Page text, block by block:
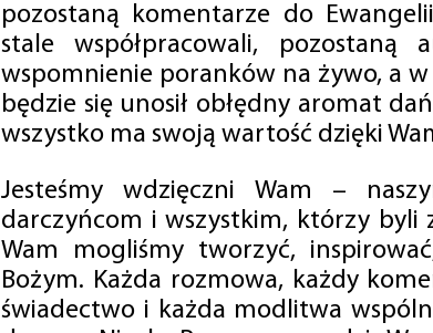
pozostaną komentarze do
stale współpracowali, pozostaną
wspomnienie poranków na żywo, a
będzie się unosił obłędny aromat
wszystko ma swoją wartość dzięki
Jesteśmy wdzięczni Wam –
darczyńcom i wszystkim, którzy byli
Wam mogliśmy tworzyć,
Bożym. Każda rozmowa, każdy
świadectwo i każda modlitwa